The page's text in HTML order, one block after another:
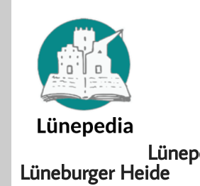
Lüneburger Heide